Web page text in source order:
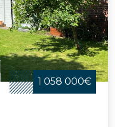
1 058 000€